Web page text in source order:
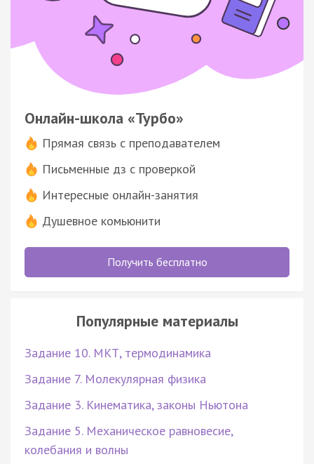
Онлайн-школа «Турбо»
Прямая связь с преподавателем
Письменные дз с проверкой
Интересные онлайн-занятия
Душевное комьюнити
Получить бесплатно
Популярные материалы
Задание 10. МКТ, термодинамика
Задание 7. Молекулярная физика
Задание 3. Кинематика, законы Ньютона
Задание 5. Механическое равновесие,
колебания и волны